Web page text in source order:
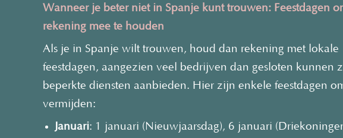
Wanneer je beter niet in Spanje kunt trouwen: Feestdagen
rekening mee te houden
Als je in Spanje wilt trouwen, houd dan rekening met lokale
feestdagen, aangezien veel bedrijven dan gesloten kunnen
beperkte diensten aanbieden. Hier zijn enkele feestdagen
vermijden:
Januari: 1 januari (Nieuwjaarsdag), 6 januari